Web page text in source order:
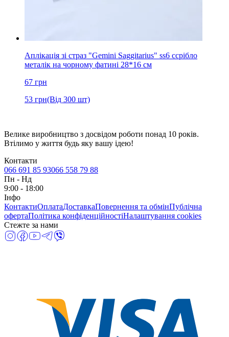
Аплікація зі страз "Gemini Saggitarius" ss6 cсрібло
металік на чорному фатині 28*16 см
67 грн
53 грн(Від 300 шт)
Велике виробництво з досвідом роботи понад 10 років.
Втілимо у життя будь яку вашу ідею!
Контакти
066 691 85 93066 558 79 88
Пн - Нд
9:00 - 18:00
Інфо
КонтактиОплатаДоставкаПовернення та обмінПублічна
офертаПолітика конфіденційностіНалаштування cookies
Стежте за нами